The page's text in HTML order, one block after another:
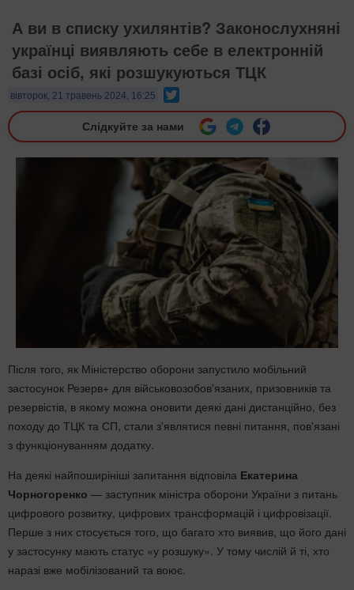
А ви в списку ухилянтів? Законослухняні
українці виявляють себе в електронній
базі осіб, які розшукуються ТЦК
вівторок, 21 травень 2024, 16:25
Слідкуйте за нами
Після того, як Міністерство оборони запустило мобільний
застосунок Резерв+ для військовозобов'язаних, призовників та
резервістів, в якому можна оновити деякі дані дистанційно, без
походу до ТЦК та СП, стали з'являтися певні питання, пов'язані
з функціонуванням додатку.
На деякі найпоширініші запитання відповіла Екатерина
Чорногоренко — заступник міністра оборони України з питань
цифрового розвитку, цифрових трансформацій і цифровізації.
Перше з них стосується того, що багато хто виявив, що його дані
у застосунку мають статус «у розшуку». У тому числій й ті, хто
наразі вже мобілізований та воює.